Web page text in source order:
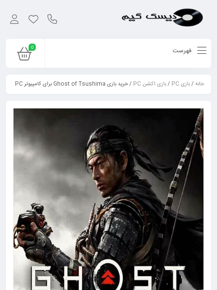
0 فهرست
خانه/بازی PC /بازی اکشن PC / خرید بازی Ghost of Tsushima برای کامپیوتر PC